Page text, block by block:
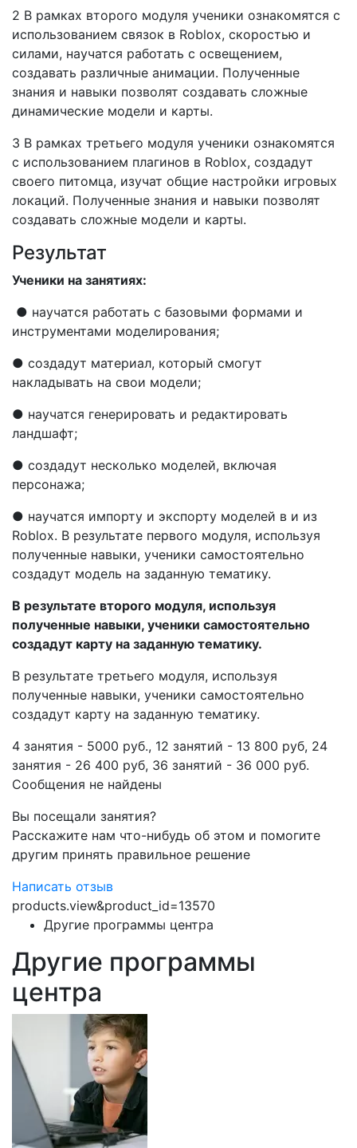
2 В рамках второго модуля ученики ознакомятся с
использованием связок в Roblox, скоростью и
силами, научатся работать с освещением,
создавать различные анимации. Полученные
знания и навыки позволят создавать сложные
динамические модели и карты.
3 В рамках третьего модуля ученики ознакомятся
с использованием плагинов в Roblox, создадут
своего питомца, изучат общие настройки игровых
локаций. Полученные знания и навыки позволят
создавать сложные модели и карты.
Результат
Ученики на занятиях:
● научатся работать с базовыми формами и
инструментами моделирования;
● создадут материал, который смогут
накладывать на свои модели;
● научатся генерировать и редактировать
ландшафт;
● создадут несколько моделей, включая
персонажа;
● научатся импорту и экспорту моделей в и из
Roblox. В результате первого модуля, используя
полученные навыки, ученики самостоятельно
создадут модель на заданную тематику.
В результате второго модуля, используя
полученные навыки, ученики самостоятельно
создадут карту на заданную тематику.
В результате третьего модуля, используя
полученные навыки, ученики самостоятельно
создадут карту на заданную тематику.
4 занятия - 5000 руб., 12 занятий - 13 800 руб, 24
занятия - 26 400 руб, 36 занятий - 36 000 руб.
Сообщения не найдены
Вы посещали занятия?
Расскажите нам что-нибудь об этом и помогите
другим принять правильное решение
Написать отзыв
products.view&product_id=13570
Другие программы центра
Другие программы
центра